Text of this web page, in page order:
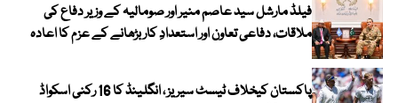
فیلڈ مارشل سید عاصم منیر اور صومالیہ کے وزیر دفاع کی
ملاقات، دفاعی تعاون اور استعدادِ کار بڑھانے کے عزم کا اعادہ
پاکستان کیخلاف ٹیسٹ سیریز ، انگلینڈ کا 16 رکنی اسکواڈ